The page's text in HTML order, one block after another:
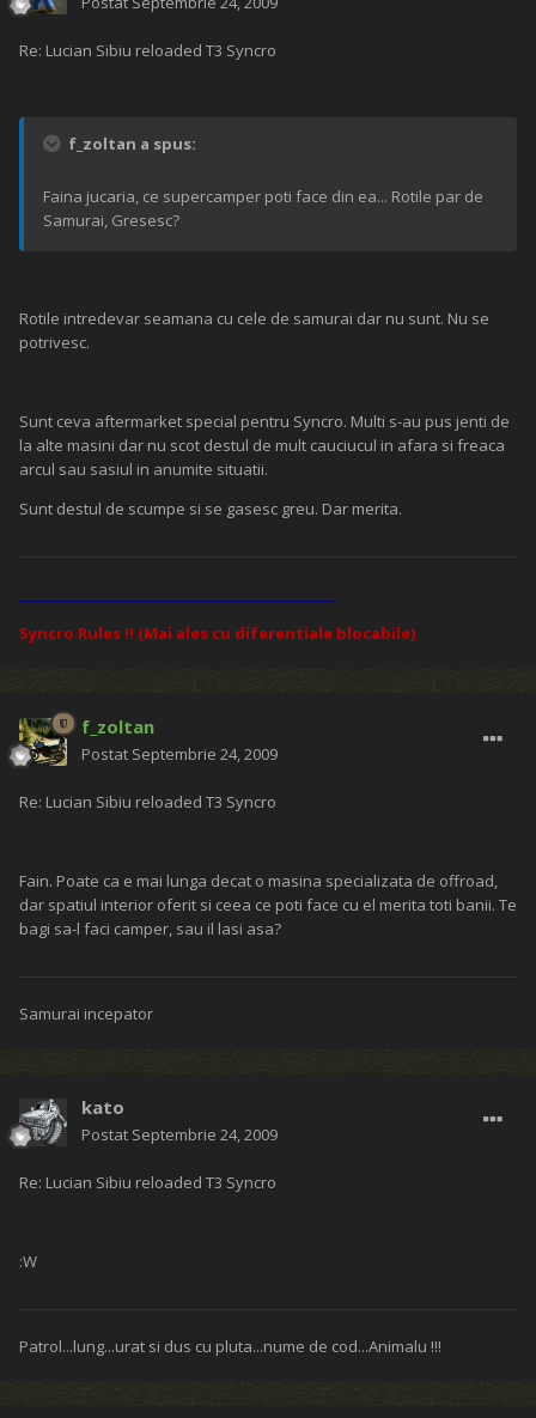
Re: Lucian Sibiu reloaded T3 Syncro
f_zoltan a spus:
Faina jucaria, ce supercamper poti face din ea... Rotile par de
Samurai, Gresesc?
Rotile intredevar seamana cu cele de samurai dar nu sunt. Nu se
potrivesc.
Sunt ceva aftermarket special pentru Syncro. Multi s-au pus jenti de
la alte masini dar nu scot destul de mult cauciucul in afara si freaca
arcul sau sasiul in anumite situatii.
Sunt destul de scumpe si se gasesc greu. Dar merita.
Syncro Rules !! (Mai ales cu diferentiale blocabile)
f_zoltan
Postat Septembrie 24, 2009
Re: Lucian Sibiu reloaded T3 Syncro
Fain. Poate ca e mai lunga decat o masina specializata de offroad,
dar spatiul interior oferit si ceea ce poti face cu el merita toti banii. Te
bagi sa-l faci camper, sau il lasi asa?
Samurai incepator
kato
Postat Septembrie 24, 2009
Re: Lucian Sibiu reloaded T3 Syncro
:W
Patrol...lung...urat si dus cu pluta...nume de cod...Animalu !!!